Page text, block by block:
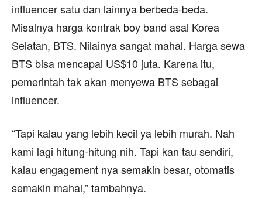
influencer satu dan lainnya berbeda-beda.
Misalnya harga kontrak boy band asal Korea
Selatan, BTS. Nilainya sangat mahal. Harga sewa
BTS bisa mencapai US$10 juta. Karena itu,
pemerintah tak akan menyewa BTS sebagai
influencer.
“Tapi kalau yang lebih kecil ya lebih murah. Nah
kami lagi hitung-hitung nih. Tapi kan tau sendiri,
kalau engagement nya semakin besar, otomatis
semakin mahal,” tambahnya.